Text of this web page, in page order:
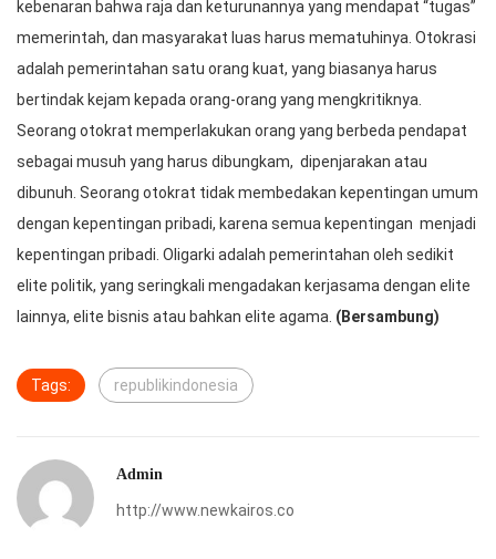
kebenaran bahwa raja dan keturunannya yang mendapat “tugas”
memerintah, dan masyarakat luas harus mematuhinya. Otokrasi
adalah pemerintahan satu orang kuat, yang biasanya harus
bertindak kejam kepada orang-orang yang mengkritiknya.
Seorang otokrat memperlakukan orang yang berbeda pendapat
sebagai musuh yang harus dibungkam, dipenjarakan atau
dibunuh. Seorang otokrat tidak membedakan kepentingan umum
dengan kepentingan pribadi, karena semua kepentingan menjadi
kepentingan pribadi. Oligarki adalah pemerintahan oleh sedikit
elite politik, yang seringkali mengadakan kerjasama dengan elite
lainnya, elite bisnis atau bahkan elite agama. (Bersambung)
Tags: republikindonesia
Admin
http://www.newkairos.co